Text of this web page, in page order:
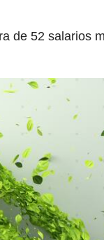
de 52 salarios